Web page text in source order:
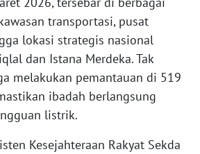
transportasi, pusat
lokasi strategis nasional
dan Istana Merdeka. Tak
melakukan pemantauan di 519
ibadah berlangsung
listrik.
Kesejahteraan Rakyat Sekda